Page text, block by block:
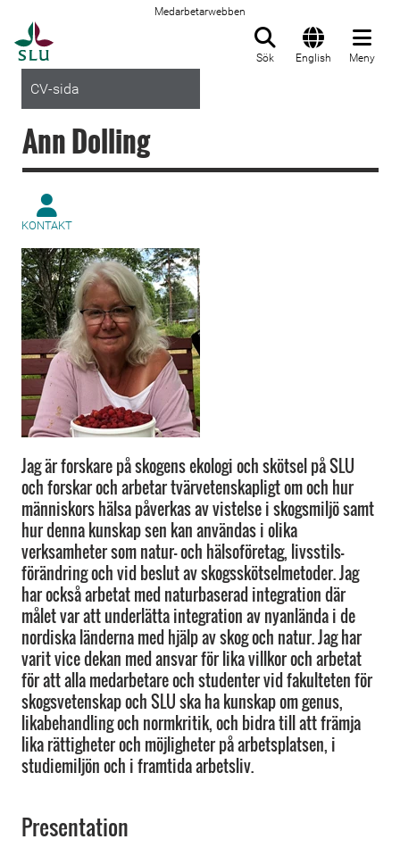
Medarbetarwebben
Sök English Meny
CV-sida
Ann Dolling
KONTAKT
Jag är forskare på skogens ekologi och skötsel på SLU
och forskar och arbetar tvärvetenskapligt om och hur
människors hälsa påverkas av vistelse i skogsmiljö samt
hur denna kunskap sen kan användas i olika
verksamheter som natur- och hälsoföretag, livsstils-
förändring och vid beslut av skogsskötselmetoder. Jag
har också arbetat med naturbaserad integration där
målet var att underlätta integration av nyanlända i de
nordiska länderna med hjälp av skog och natur. Jag har
varit vice dekan med ansvar för lika villkor och arbetat
för att alla medarbetare och studenter vid fakulteten för
skogsvetenskap och SLU ska ha kunskap om genus,
likabehandling och normkritik, och bidra till att främja
lika rättigheter och möjligheter på arbetsplatsen, i
studiemiljön och i framtida arbetsliv.
Presentation